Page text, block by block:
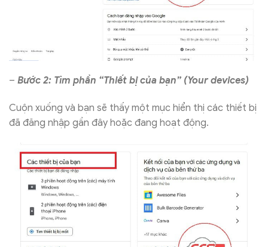
– Bước 2: Tìm phần “Thiết bị của bạn” (Your devices)
Cuộn xuống và bạn sẽ thấy một mục hiển thị các thiết bị
đã đăng nhập gần đây hoặc đang hoạt động.